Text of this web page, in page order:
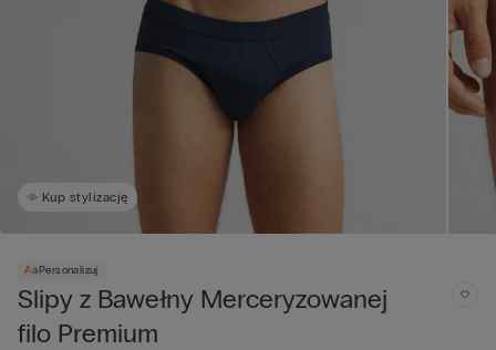
Kup stylizację
Personalizuj
Slipy z Bawełny Merceryzowanej
filo Premium